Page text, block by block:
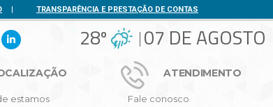
| TRANSPARÊNCIA E PRESTAÇÃO DE CONTAS
28º 07 DE AGOSTO
estamos
ATENDIMENTO
Fale conosco